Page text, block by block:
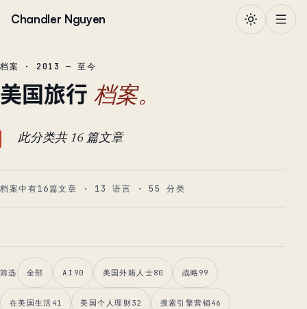
Chandler Nguyen
档案 · 2013 — 至今
美国旅行 档案。
此分类共 16 篇文章
档案中有16篇文章 · 13 语言 ·55 分类
筛选 全部 AI 90 美国外籍人士80 战略99
在美国生活 41 美国个人理财32 搜索引擎营销46